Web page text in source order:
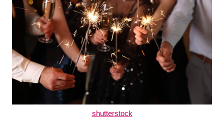
o
n
shutterstock